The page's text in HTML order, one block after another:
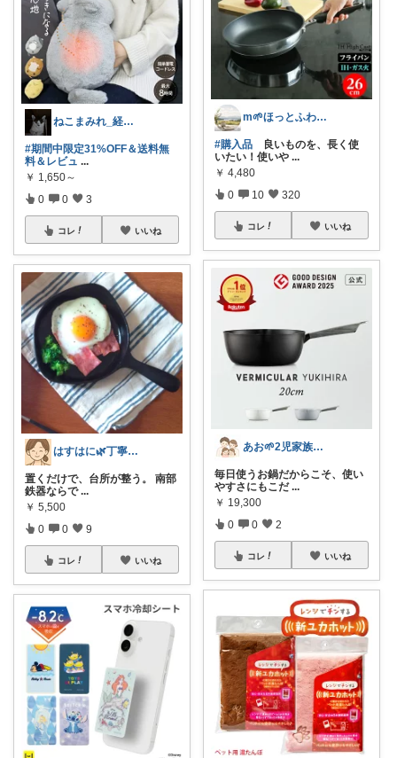
ねこまみれ_経由感謝致します🐈
#期間中限定31%OFF＆送料無
料＆レビュ ...
￥ 1,650～
0 0 3
コレ いいね
はすはに🌿丁寧な暮らし
置くだけで、台所が整う。 南部
鉄器ならで ...
￥ 5,500
0 0 9
コレ いいね
m🌱ほっとふわり心地よい暮らし
#購入品 良いものを、長く使
いたい！使いや ...
￥ 4,480
0 10 320
コレ いいね
あお🌱2児家族｜シンプルな暮らしと台所
毎日使うお鍋だからこそ、使い
やすさにもこだ ...
￥ 19,300
0 0 2
コレ いいね